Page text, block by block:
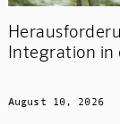
Integration in
August 10, 2026